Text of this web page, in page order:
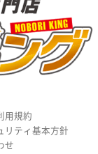
用規約
リティ基本方針
せ